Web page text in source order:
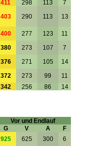
411 298 113 7
403 290 113 13
400 277 123 11
380 273 107 7
376 271 105 14
372 273 99
11
342 256 86 14
Vor und Endlauf
G V A
F
925 625 300 6